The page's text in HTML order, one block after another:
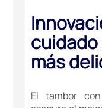
más
El tambor